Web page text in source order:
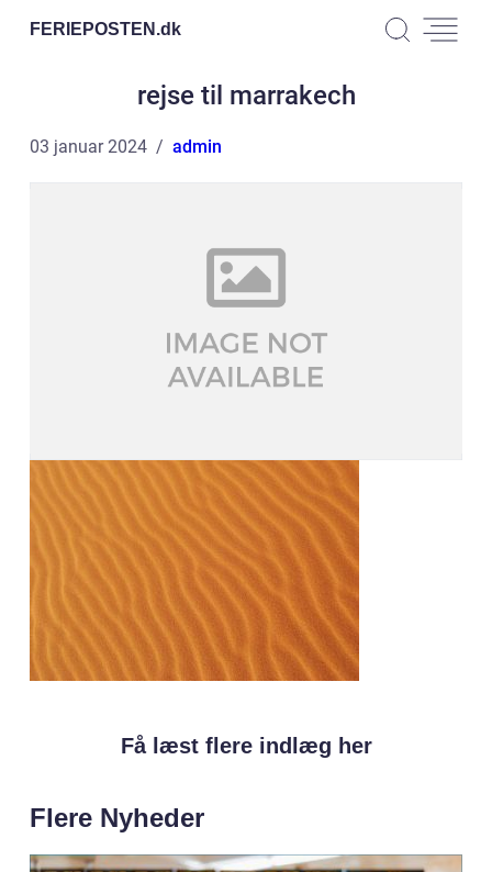
FERIEPOSTEN.dk
rejse til marrakech
03 januar 2024 admin
Få læst flere indlæg her
Flere Nyheder